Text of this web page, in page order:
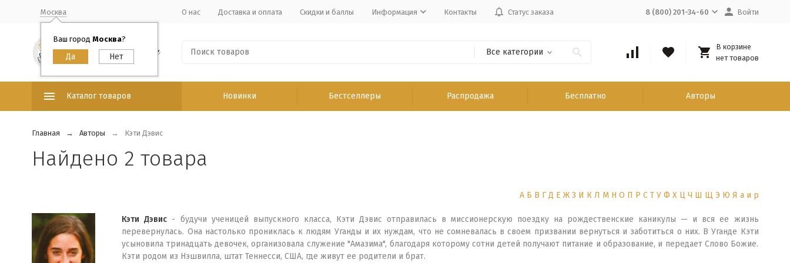
Москва
Ваш город Москва?
О нас Доставка и оплата Скидки и баллы Информация Контакты Статус заказа 8 (800) 201-34-60 Войти
Все категории
В корзине
нет товаров
Каталог товаров Новинки Бестселлеры Распродажа Бесплатно Авторы
Главная Авторы Кэти Дэвис
Найдено 2 товара
А Б В Г Д Е Ж З И К Л М Н О П Р С Т У Ф Х Ц Ч Ш Щ Э Ю Я а и р
Кэти Дэвис - будучи ученицей выпускного класса, Кэти Дэвис отправилась в миссионерскую поездку на рождественские каникулы — и вся ее жизнь
перевернулась. Она настолько прониклась к людям Уганды и их нуждам, что не сомневалась в своем призвании вернуться и заботиться о них. В Уганде Кэти
усыновила тринадцать девочек, организовала служение "Амазима", благодаря которому сотни детей получают питание и образование, и передает Слово Божие.
Кэти родом из Нэшвилла, штат Теннесси, США, где живут ее родители и брат.